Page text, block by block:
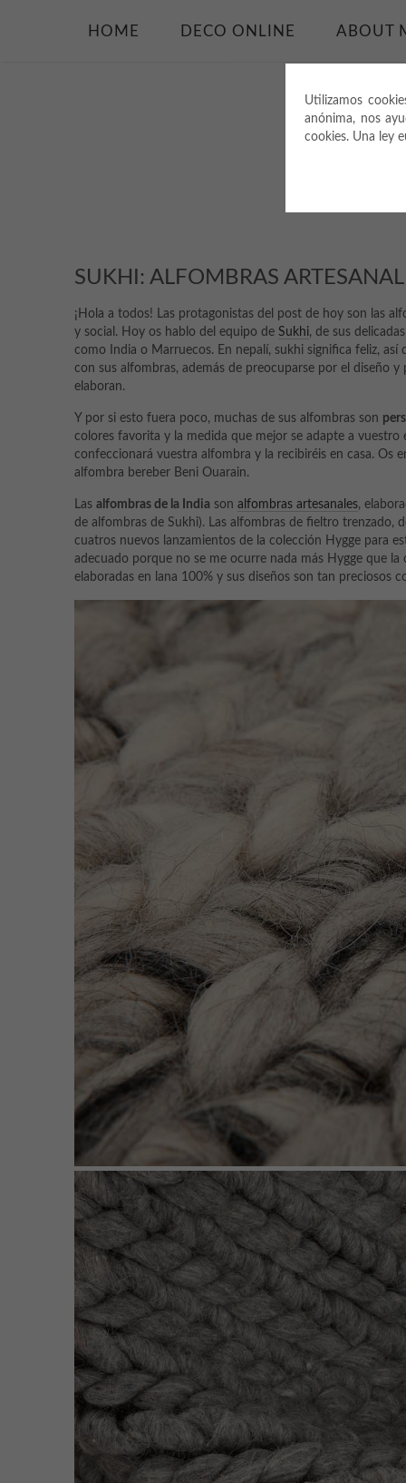
Utilizamos
anónima, nos
cookies. Una ley
HOME DECO ONLINE ABOUT
SUKHI: ALFOMBRAS
¡Hola a todos! Las protagonistas del post de hoy son las
y social. Hoy os hablo del equipo de Sukhi, de sus
como India o Marruecos. En nepalí, sukhi significa feliz, así
con sus alfombras, además de preocuparse por el diseño
elaboran.
Y por si esto fuera poco, muchas de sus alfombras son
colores favorita y la medida que mejor se adapte a vuestro
confeccionará vuestra alfombra y la recibiréis en casa. Os
alfombra bereber Beni Ouarain.
Las alfombras de la India son alfombras artesanales,
de alfombras de Sukhi). Las alfombras de fieltro trenzado,
cuatros nuevos lanzamientos de la colección Hygge para
adecuado porque no se me ocurre nada más Hygge que
elaboradas en lana 100% y sus diseños son tan preciosos